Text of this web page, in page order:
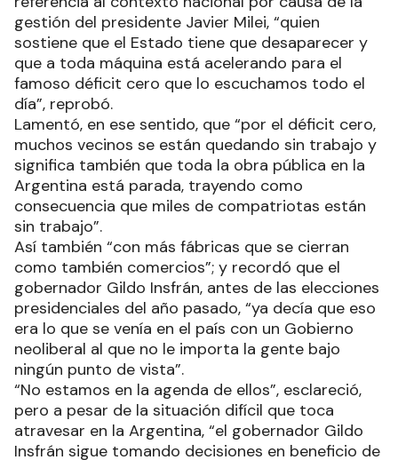
gestión del presidente Javier Milei, “quien
sostiene que el Estado tiene que desaparecer y
que a toda máquina está acelerando para el
famoso déficit cero que lo escuchamos todo el
día”, reprobó.
Lamentó, en ese sentido, que “por el déficit cero,
muchos vecinos se están quedando sin trabajo y
significa también que toda la obra pública en la
Argentina está parada, trayendo como
consecuencia que miles de compatriotas están
sin trabajo”.
Así también “con más fábricas que se cierran
como también comercios”; y recordó que el
gobernador Gildo Insfrán, antes de las elecciones
presidenciales del año pasado, “ya decía que eso
era lo que se venía en el país con un Gobierno
neoliberal al que no le importa la gente bajo
ningún punto de vista”.
“No estamos en la agenda de ellos”, esclareció,
pero a pesar de la situación difícil que toca
atravesar en la Argentina, “el gobernador Gildo
Insfrán sigue tomando decisiones en beneficio de